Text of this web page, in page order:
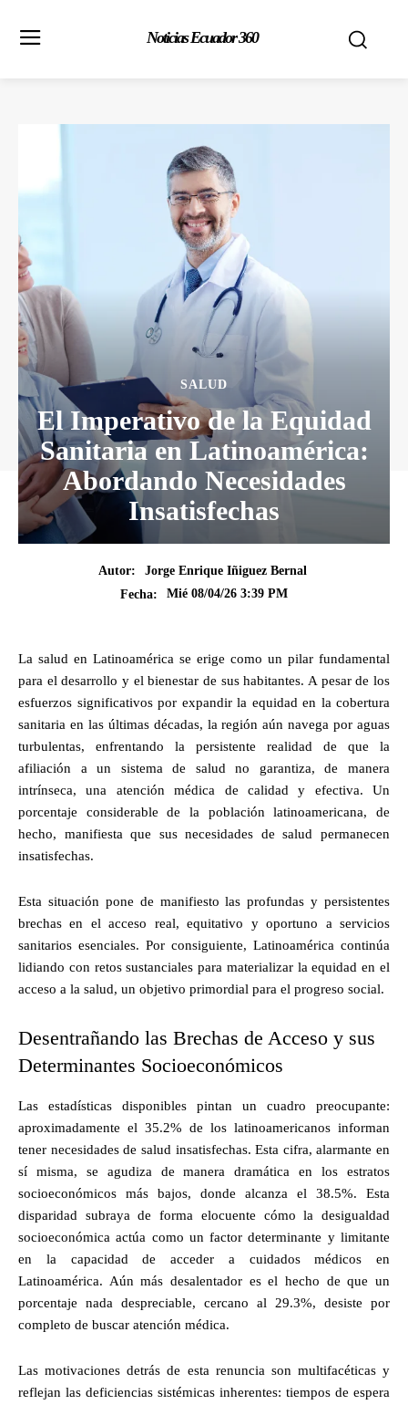
Noticias Ecuador 360
SALUD
El Imperativo de la Equidad
Sanitaria en Latinoamérica:
Abordando Necesidades
Insatisfechas
Autor:
Jorge Enrique Iñiguez Bernal
Fecha:
Mié 08/04/26 3:39 PM
La salud en Latinoamérica se erige como un pilar fundamental
para el desarrollo y el bienestar de sus habitantes. A pesar de los
esfuerzos significativos por expandir la equidad en la cobertura
sanitaria en las últimas décadas, la región aún navega por aguas
turbulentas, enfrentando la persistente realidad de que la
afiliación a un sistema de salud no garantiza, de manera
intrínseca, una atención médica de calidad y efectiva. Un
porcentaje considerable de la población latinoamericana, de
hecho, manifiesta que sus necesidades de salud permanecen
insatisfechas.
Esta situación pone de manifiesto las profundas y persistentes
brechas en el acceso real, equitativo y oportuno a servicios
sanitarios esenciales. Por consiguiente, Latinoamérica continúa
lidiando con retos sustanciales para materializar la equidad en el
acceso a la salud, un objetivo primordial para el progreso social.
Desentrañando las Brechas de Acceso y sus
Determinantes Socioeconómicos
Las estadísticas disponibles pintan un cuadro preocupante:
aproximadamente el 35.2% de los latinoamericanos informan
tener necesidades de salud insatisfechas. Esta cifra, alarmante en
sí misma, se agudiza de manera dramática en los estratos
socioeconómicos más bajos, donde alcanza el 38.5%. Esta
disparidad subraya de forma elocuente cómo la desigualdad
socioeconómica actúa como un factor determinante y limitante
en la capacidad de acceder a cuidados médicos en
Latinoamérica. Aún más desalentador es el hecho de que un
porcentaje nada despreciable, cercano al 29.3%, desiste por
completo de buscar atención médica.
Las motivaciones detrás de esta renuncia son multifacéticas y
reflejan las deficiencias sistémicas inherentes: tiempos de espera